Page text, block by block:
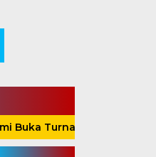
Voli Antar-Klub